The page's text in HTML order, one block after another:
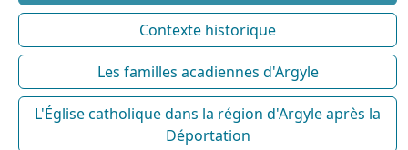
Contexte historique
Les familles acadiennes d'Argyle
L'Église catholique dans la région d'Argyle après la
Déportation